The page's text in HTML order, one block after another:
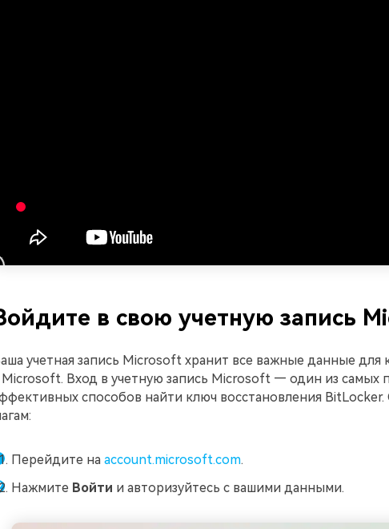
в свою учетную запись
учетная запись Microsoft хранит все важные данные
Microsoft. Вход в учетную запись Microsoft — один из самых
способов найти ключ восстановления BitLocker.
Перейдите на account.microsoft.com.
Нажмите Войти и авторизуйтесь с вашими данными.